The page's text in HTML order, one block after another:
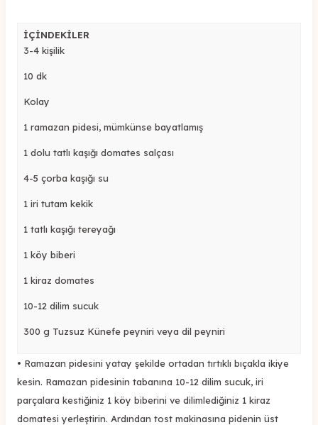
İÇİNDEKİLER
3-4 kişilik
10 dk
Kolay
1 ramazan pidesi, mümkünse bayatlamış
1 dolu tatlı kaşığı domates salçası
4-5 çorba kaşığı su
1 iri tutam kekik
1 tatlı kaşığı tereyağı
1 köy biberi
1 kiraz domates
10-12 dilim sucuk
300 g Tuzsuz Künefe peyniri veya dil peyniri
• Ramazan pidesini yatay şekilde ortadan tırtıklı bıçakla ikiye
kesin. Ramazan pidesinin tabanına 10-12 dilim sucuk, iri
parçalara kestiğiniz 1 köy biberini ve dilimlediğiniz 1 kiraz
domatesi yerleştirin. Ardından tost makinasına pidenin üst